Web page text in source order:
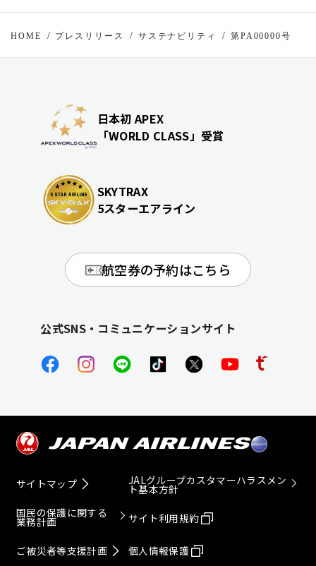
HOME プレスリリース サステナビリティ 第PA00000号
日本初 APEX
「WORLD CLASS」受賞
SKYTRAX
5スターエアライン
航空券の予約はこちら
公式SNS・コミュニケーションサイト
サイトマップ
国民の保護に関する
業務計画
ご被災者等支援計画
JALグループカスタマーハラスメン
ト基本方針
サイト利用規約
個人情報保護